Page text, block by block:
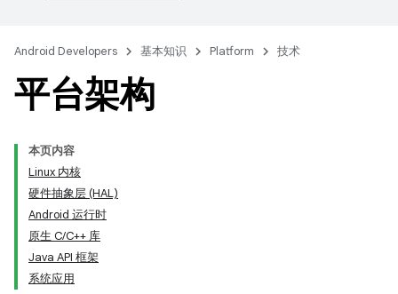
Android Developers 基本知识 Platform 技术
平台架构
本页内容
Linux 内核
硬件抽象层 (HAL)
Android 运行时
原生 C/C++ 库
Java API 框架
系统应用